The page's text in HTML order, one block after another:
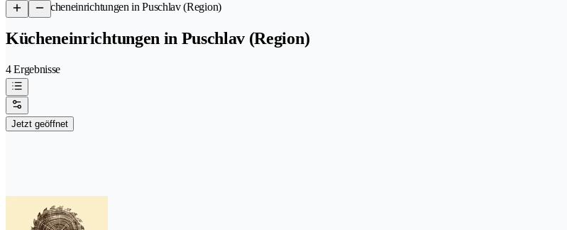
/Kücheneinrichtungen in Puschlav (Region)
Kücheneinrichtungen in Puschlav (Region)
4 Ergebnisse
Jetzt geöffnet